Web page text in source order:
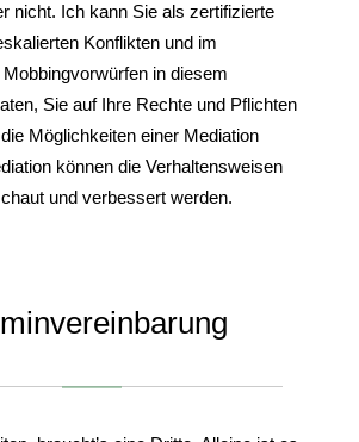
nicht. Ich kann Sie als zertifizierte
Konflikten und im
in diesem
Sie auf Ihre Rechte und Pflichten
Möglichkeiten einer Mediation
können die Verhaltensweisen
und verbessert werden.